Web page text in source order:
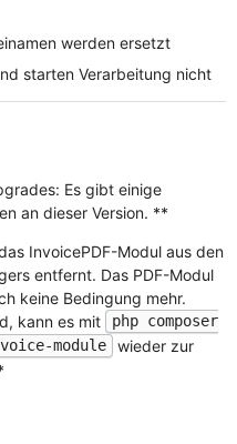
werden ersetzt
starten Verarbeitung nicht
Es gibt einige
an dieser Version. **
InvoicePDF-Modul aus den
entfernt. Das PDF-Modul
keine Bedingung mehr.
kann es mit
php composer
module
wieder zur